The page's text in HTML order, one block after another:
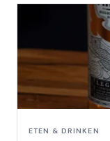
ETEN & DRINKEN